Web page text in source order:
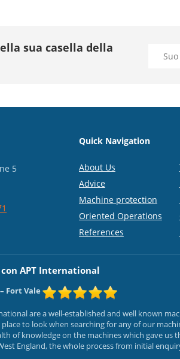
sua casella della
5
Quick Navigation
About Us
Advice
Machine protection
Oriented Operations
References
APT International
– Fort Vale
are a well-established and well known
to look when searching for any of our
of knowledge on the machines which gave
England, the whole process from initial